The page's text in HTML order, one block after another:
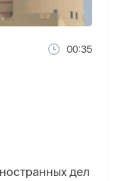
00:35
дел